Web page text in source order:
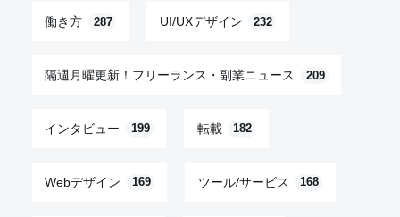
働き方 287 UI/UXデザイン 232
隔週月曜更新！フリーランス・副業ニュース 209
インタビュー 199 転載 182
Webデザイン 169 ツール/サービス 168